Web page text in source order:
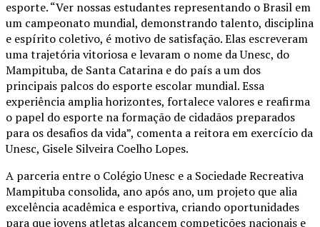
esporte. “Ver nossas estudantes representando o Brasil em
um campeonato mundial, demonstrando talento, disciplina
e espírito coletivo, é motivo de satisfação. Elas escreveram
uma trajetória vitoriosa e levaram o nome da Unesc, do
Mampituba, de Santa Catarina e do país a um dos
principais palcos do esporte escolar mundial. Essa
experiência amplia horizontes, fortalece valores e reafirma
o papel do esporte na formação de cidadãos preparados
para os desafios da vida”, comenta a reitora em exercício da
Unesc, Gisele Silveira Coelho Lopes.
A parceria entre o Colégio Unesc e a Sociedade Recreativa
Mampituba consolida, ano após ano, um projeto que alia
excelência acadêmica e esportiva, criando oportunidades
para que jovens atletas alcancem competições nacionais e